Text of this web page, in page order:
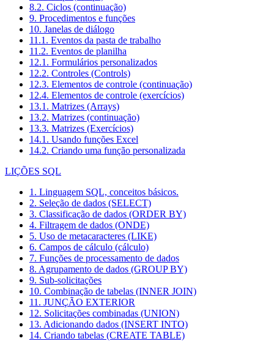
8.2. Ciclos (continuação)
9. Procedimentos e funções
10. Janelas de diálogo
11.1. Eventos da pasta de trabalho
11.2. Eventos de planilha
12.1. Formulários personalizados
12.2. Controles (Controls)
12.3. Elementos de controle (continuação)
12.4. Elementos de controle (exercícios)
13.1. Matrizes (Arrays)
13.2. Matrizes (continuação)
13.3. Matrizes (Exercícios)
14.1. Usando funções Excel
14.2. Criando uma função personalizada
LIÇÕES SQL
1. Linguagem SQL, conceitos básicos.
2. Seleção de dados (SELECT)
3. Classificação de dados (ORDER BY)
4. Filtragem de dados (ONDE)
5. Uso de metacaracteres (LIKE)
6. Campos de cálculo (cálculo)
7. Funções de processamento de dados
8. Agrupamento de dados (GROUP BY)
9. Sub-solicitações
10. Combinação de tabelas (INNER JOIN)
11. JUNÇÃO EXTERIOR
12. Solicitações combinadas (UNION)
13. Adicionando dados (INSERT INTO)
14. Criando tabelas (CREATE TABLE)